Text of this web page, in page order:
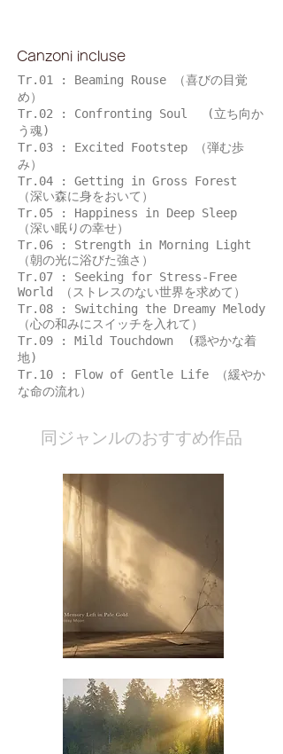
Canzoni incluse
Tr.01 : Beaming Rouse （喜びの目覚
め）
Tr.02 : Confronting Soul (立ち向か
う魂)
Tr.03 : Excited Footstep （弾む歩
み）
Tr.04 : Getting in Gross Forest
（深い森に身をおいて）
Tr.05 : Happiness in Deep Sleep
（深い眠りの幸せ）
Tr.06 : Strength in Morning Light
（朝の光に浴びた強さ）
Tr.07 : Seeking for Stress-Free
World （ストレスのない世界を求めて）
Tr.08 : Switching the Dreamy Melody
（心の和みにスイッチを入れて）
Tr.09 : Mild Touchdown (穏やかな着
地)
Tr.10 : Flow of Gentle Life （緩やか
な命の流れ）
​同ジャンルのおすすめ作品